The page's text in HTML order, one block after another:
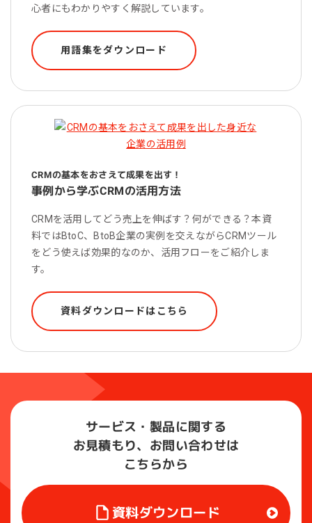
心者にもわかりやすく解説しています。
用語集をダウンロード
CRMの基本をおさえて成果を出す！
事例から学ぶCRMの活用方法
CRMを活用してどう売上を伸ばす？何ができる？本資
料ではBtoC、BtoB企業の実例を交えながらCRMツール
をどう使えば効果的なのか、活用フローをご紹介しま
す。
資料ダウンロードはこちら
サービス・製品に関する
お見積もり、お問い合わせは
こちらから
資料ダウンロード